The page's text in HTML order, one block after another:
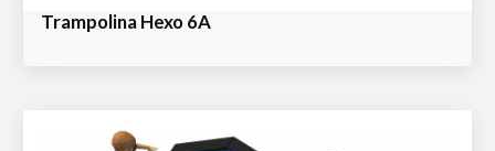
Trampolina Hexo 6A